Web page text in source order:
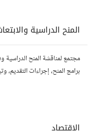
المنح الدراسية
مجتمع لمناقشة المنح
برامج المنح، إجراءات
الاقتصاد